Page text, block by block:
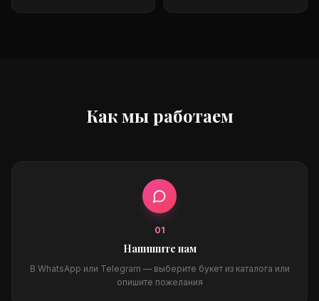
Как мы работаем
01
Напишите нам
В WhatsApp или Telegram — выберите букет из каталога или
опишите пожелания